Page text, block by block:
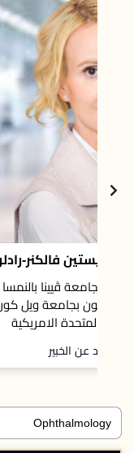
استشاري طب
والسائل